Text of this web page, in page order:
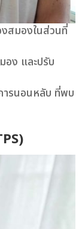
งสมองในส่วนที่
อง และปรับ
ารนอนหลับ ที่พบ